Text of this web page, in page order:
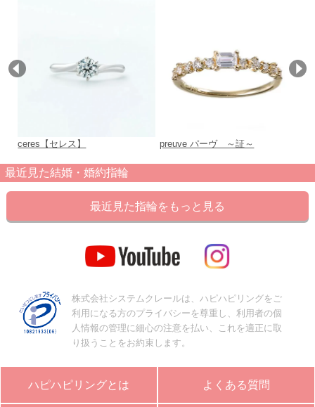
ceres【セレス】 preuve パーヴ ～証～
最近見た結婚・婚約指輪
最近見た指輪をもっと見る
株式会社システムクレールは、ハピハピリングをご
利用になる方のプライバシーを尊重し、利用者の個
人情報の管理に細心の注意を払い、これを適正に取
り扱うことをお約束します。
ハピハピリングとは よくある質問